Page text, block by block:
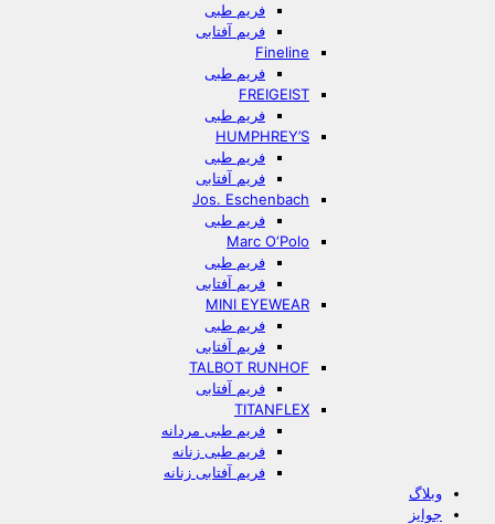
فریم طبی
فریم آفتابی
Fineline
فریم طبی
FREIGEIST
فریم طبی
HUMPHREY’S
فریم طبی
فریم آفتابی
Jos. Eschenbach
فریم طبی
Marc O‘Polo
فریم طبی
فریم آفتابی
MINI EYEWEAR
فریم طبی
فریم آفتابی
TALBOT RUNHOF
فریم آفتابی
TITANFLEX
فریم طبی مردانه
فریم طبی زنانه
فریم آفتابی زنانه
وبلاگ
جوایز